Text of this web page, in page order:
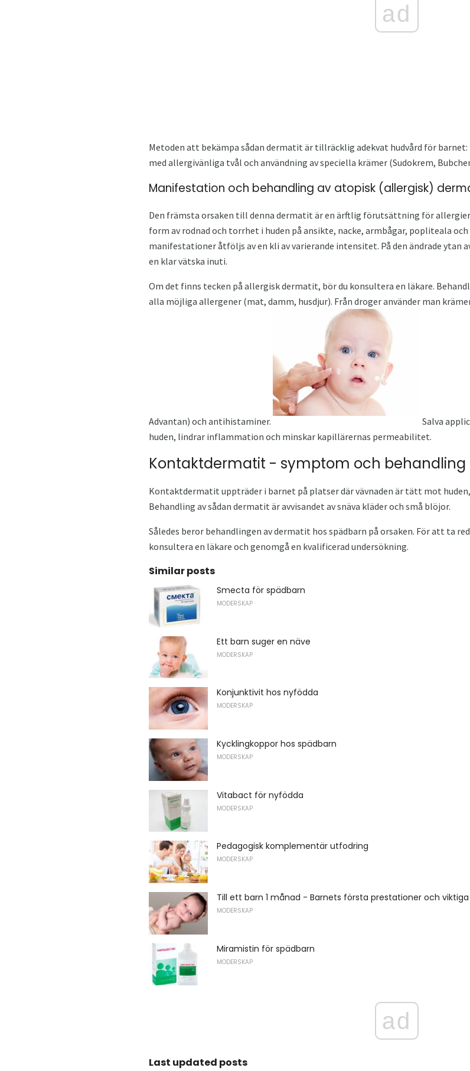
ad
Metoden att bekämpa sådan dermatit är tillräcklig adekvat hudvård för
med allergivänliga tvål och användning av speciella krämer (Sudokrem,
Manifestation och behandling av atopisk (allergisk)
Den främsta orsaken till denna dermatit är en ärftlig förutsättning för
form av rodnad och torrhet i huden på ansikte, nacke, armbågar, popliteala och
manifestationer åtföljs av en kli av varierande intensitet. På den ändrade ytan
en klar vätska inuti.
Om det finns tecken på allergisk dermatit, bör du konsultera en läkare.
alla möjliga allergener (mat, damm, husdjur). Från droger använder man
Advantan) och antihistaminer.
Salva
huden, lindrar inflammation och minskar kapillärernas permeabilitet.
Kontaktdermatit - symptom och behandling
Kontaktdermatit uppträder i barnet på platser där vävnaden är tätt mot
Behandling av sådan dermatit är avvisandet av snäva kläder och små blöjor.
Således beror behandlingen av dermatit hos spädbarn på orsaken. För att ta
konsultera en läkare och genomgå en kvalificerad undersökning.
Similar posts
Smecta för spädbarn
MODERSKAP
Ett barn suger en näve
MODERSKAP
Konjunktivit hos nyfödda
MODERSKAP
Kycklingkoppor hos spädbarn
MODERSKAP
Vitabact för nyfödda
MODERSKAP
Pedagogisk komplementär utfodring
MODERSKAP
Till ett barn 1 månad - Barnets första prestationer och
MODERSKAP
Miramistin för spädbarn
MODERSKAP
ad
Last updated posts